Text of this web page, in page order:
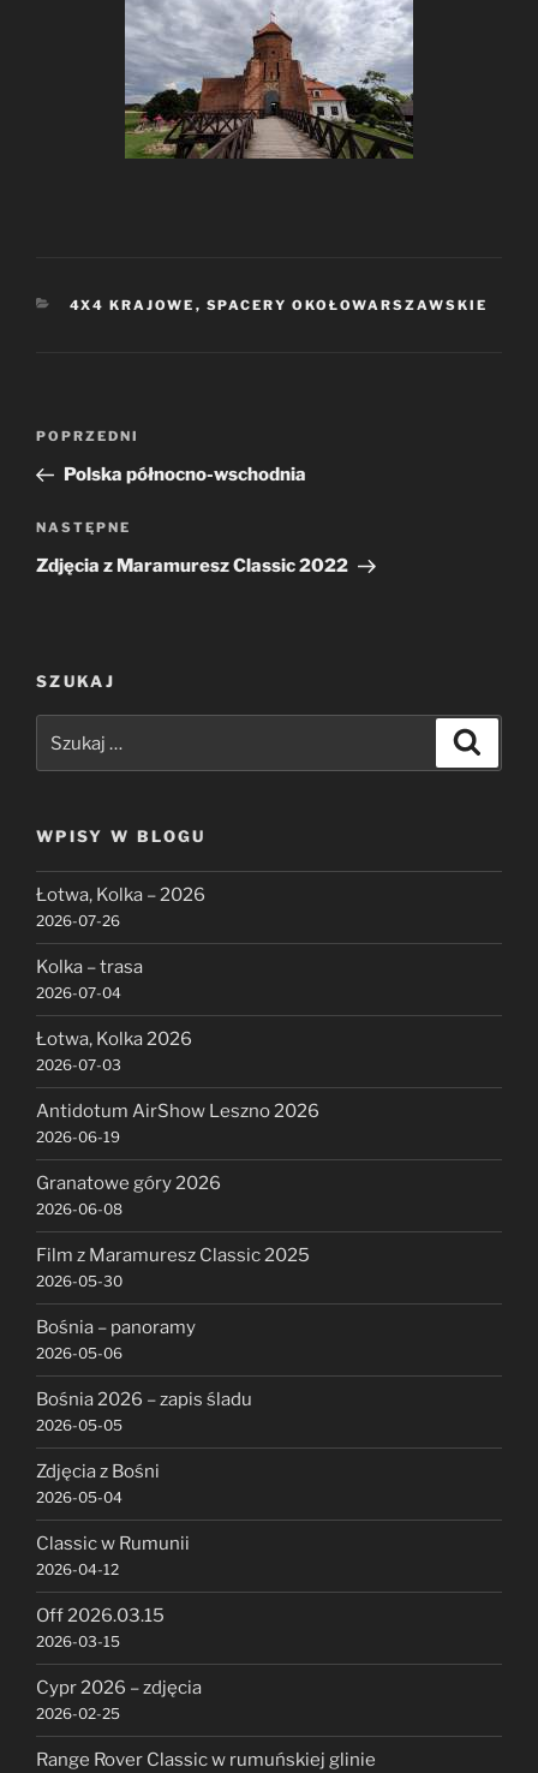
KATEGORIE
4X4 KRAJOWE , SPACERY OKOŁOWARSZAWSKIE
Nawigacja
Poprzedni
wpis
POPRZEDNI
Polska północno-wschodnia
Następny
wpis
NASTĘPNE
Zdjęcia z Maramuresz Classic 2022
SZUKAJ
WPISY W BLOGU
Łotwa, Kolka – 2026
2026-07-26
Kolka – trasa
2026-07-04
Łotwa, Kolka 2026
2026-07-03
Antidotum AirShow Leszno 2026
2026-06-19
Granatowe góry 2026
2026-06-08
Film z Maramuresz Classic 2025
2026-05-30
Bośnia – panoramy
2026-05-06
Bośnia 2026 – zapis śladu
2026-05-05
Zdjęcia z Bośni
2026-05-04
Classic w Rumunii
2026-04-12
Off 2026.03.15
2026-03-15
Cypr 2026 – zdjęcia
2026-02-25
Range Rover Classic w rumuńskiej glinie